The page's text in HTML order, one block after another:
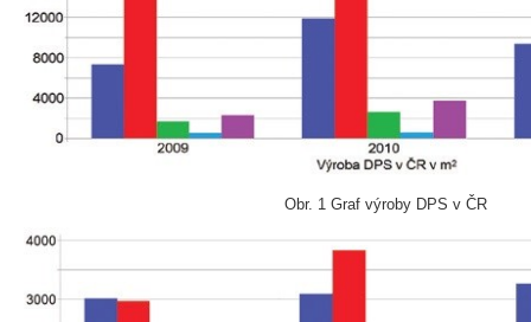
Obr. 1 Graf výroby DPS v ČR